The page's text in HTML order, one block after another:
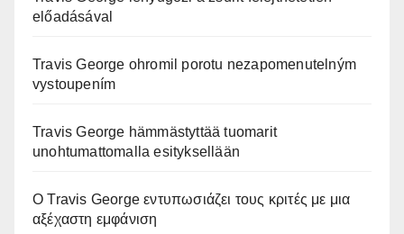
előadásával
Travis George ohromil porotu nezapomenutelným
vystoupením
Travis George hämmästyttää tuomarit
unohtumattomalla esityksellään
Ο Travis George εντυπωσιάζει τους κριτές με μια
αξέχαστη εμφάνιση